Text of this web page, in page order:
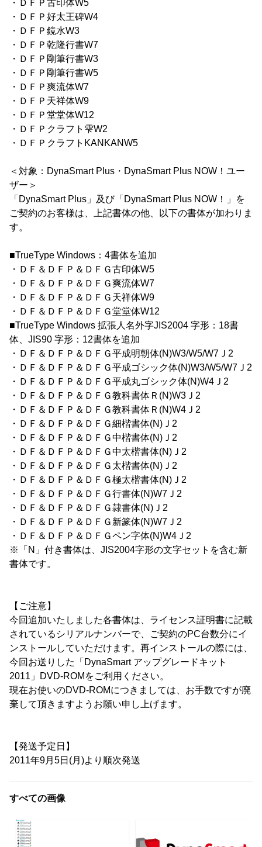
・ＤＦＰ古印体W5
・ＤＦＰ好太王碑W4
・ＤＦＰ鏡水W3
・ＤＦＰ乾隆行書W7
・ＤＦＰ剛筆行書W3
・ＤＦＰ剛筆行書W5
・ＤＦＰ爽流体W7
・ＤＦＰ天祥体W9
・ＤＦＰ堂堂体W12
・ＤＦＰクラフト雫W2
・ＤＦＰクラフトKANKANW5
＜対象：DynaSmart Plus・DynaSmart Plus NOW！ユー
ザー＞
「DynaSmart Plus」及び「DynaSmart Plus NOW！」を
ご契約のお客様は、上記書体の他、以下の書体が加わりま
す。
■TrueType Windows：4書体を追加
・ＤＦ＆ＤＦＰ＆ＤＦＧ古印体W5
・ＤＦ＆ＤＦＰ＆ＤＦＧ爽流体W7
・ＤＦ＆ＤＦＰ＆ＤＦＧ天祥体W9
・ＤＦ＆ＤＦＰ＆ＤＦＧ堂堂体W12
■TrueType Windows 拡張人名外字JIS2004 字形：18書
体、JIS90 字形：12書体を追加
・ＤＦ＆ＤＦＰ＆ＤＦＧ平成明朝体(N)W3/W5/W7Ｊ2
・ＤＦ＆ＤＦＰ＆ＤＦＧ平成ゴシック体(N)W3/W5/W7Ｊ2
・ＤＦ＆ＤＦＰ＆ＤＦＧ平成丸ゴシック体(N)W4Ｊ2
・ＤＦ＆ＤＦＰ＆ＤＦＧ教科書体Ｒ(N)W3Ｊ2
・ＤＦ＆ＤＦＰ＆ＤＦＧ教科書体Ｒ(N)W4Ｊ2
・ＤＦ＆ＤＦＰ＆ＤＦＧ細楷書体(N)Ｊ2
・ＤＦ＆ＤＦＰ＆ＤＦＧ中楷書体(N)Ｊ2
・ＤＦ＆ＤＦＰ＆ＤＦＧ中太楷書体(N)Ｊ2
・ＤＦ＆ＤＦＰ＆ＤＦＧ太楷書体(N)Ｊ2
・ＤＦ＆ＤＦＰ＆ＤＦＧ極太楷書体(N)Ｊ2
・ＤＦ＆ＤＦＰ＆ＤＦＧ行書体(N)W7Ｊ2
・ＤＦ＆ＤＦＰ＆ＤＦＧ隷書体(N)Ｊ2
・ＤＦ＆ＤＦＰ＆ＤＦＧ新篆体(N)W7Ｊ2
・ＤＦ＆ＤＦＰ＆ＤＦＧペン字体(N)W4Ｊ2
※「N」付き書体は、JIS2004字形の文字セットを含む新
書体です。
【ご注意】
今回追加いたしました各書体は、ライセンス証明書に記載
されているシリアルナンバーで、ご契約のPC台数分にイ
ンストールしていただけます。再インストールの際には、
今回お送りした「DynaSmart アップグレードキット
2011」DVD-ROMをご利用ください。
現在お使いのDVD-ROMにつきましては、お手数ですが廃
棄して頂きますようお願い申し上げます。
【発送予定日】
2011年9月5日(月)より順次発送
すべての画像